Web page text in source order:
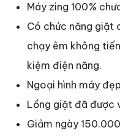
Máy zing 100%
Có chức năng giặt
chạy êm không
kiệm điện năng.
Ngoại hình máy
Lồng giặt đã được
Giảm ngày